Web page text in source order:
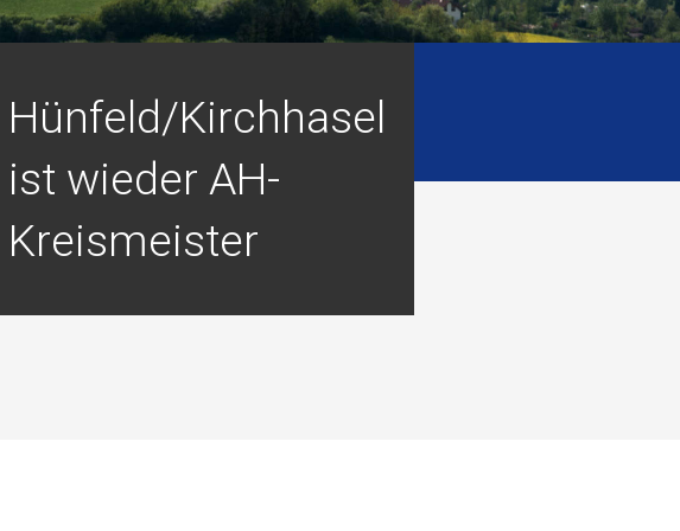
Hünfeld/Kirchhasel
ist wieder AH-
Kreismeister